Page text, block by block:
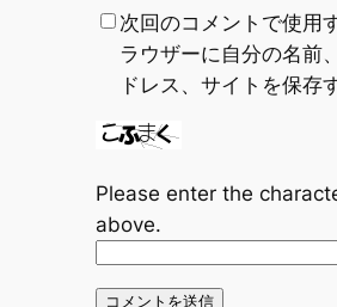
次回のコメントで使用
ラウザーに自分の名前
ドレス、サイトを保存
Please enter the
above.